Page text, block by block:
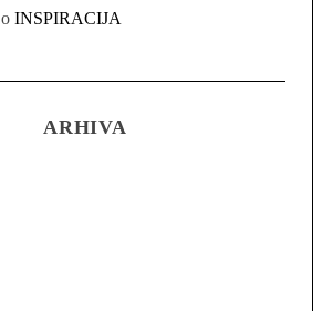
oINSPIRACIJA
ARHIVA